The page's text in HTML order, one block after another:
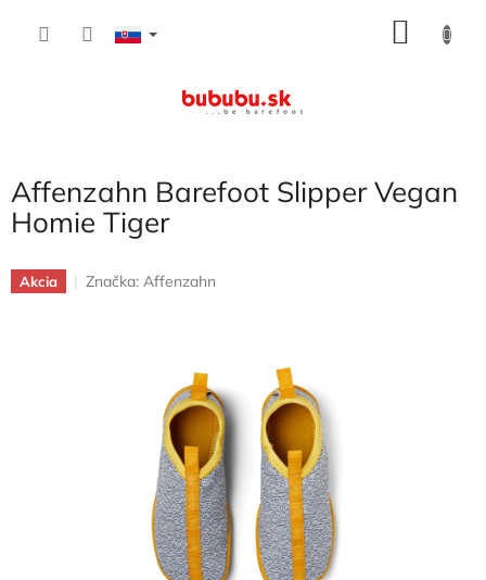
Affenzahn Barefoot Slipper Vegan
Homie Tiger
Akcia Značka: Affenzahn